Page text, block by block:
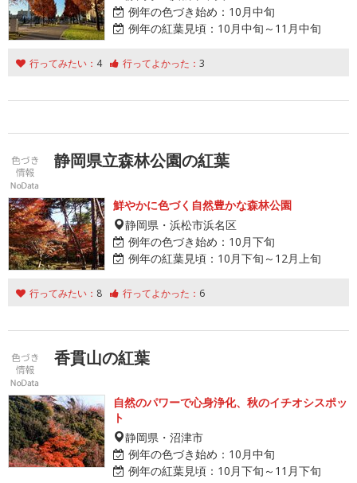
例年の色づき始め： 10月中旬
例年の紅葉見頃： 10月中旬～11月中旬
行ってみたい： 4 行ってよかった： 3
静岡県立森林公園の紅葉
鮮やかに色づく自然豊かな森林公園
静岡県・浜松市浜名区
例年の色づき始め： 10月下旬
例年の紅葉見頃： 10月下旬～12月上旬
行ってみたい： 8 行ってよかった： 6
香貫山の紅葉
自然のパワーで心身浄化、秋のイチオシスポッ
ト
静岡県・沼津市
例年の色づき始め： 10月中旬
例年の紅葉見頃： 10月下旬～11月下旬